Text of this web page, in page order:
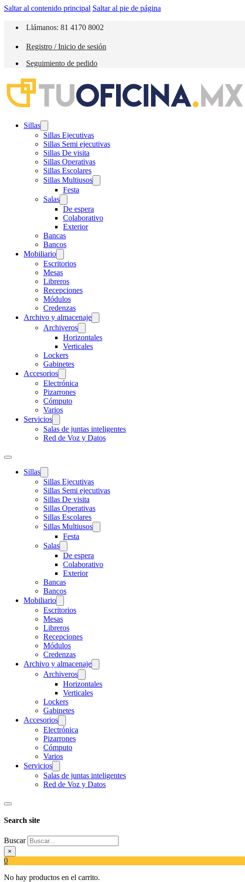
Saltar al contenido principal Saltar al pie de página
Llámanos: 81 4170 8002
Registro / Inicio de sesión
Seguimiento de pedido
Sillas
Sillas Ejecutivas
Sillas Semi ejecutivas
Sillas De visita
Sillas Operativas
Sillas Escolares
Sillas Multiusos
Festa
Salas
De espera
Colaborativo
Exterior
Bancas
Bancos
Mobiliario
Escritorios
Mesas
Libreros
Recepciones
Módulos
Credenzas
Archivo y almacenaje
Archiveros
Horizontales
Verticales
Lockers
Gabinetes
Accesorios
Electrónica
Pizarrones
Cómputo
Varios
Servicios
Salas de juntas inteligentes
Red de Voz y Datos
Sillas
Sillas Ejecutivas
Sillas Semi ejecutivas
Sillas De visita
Sillas Operativas
Sillas Escolares
Sillas Multiusos
Festa
Salas
De espera
Colaborativo
Exterior
Bancas
Bancos
Mobiliario
Escritorios
Mesas
Libreros
Recepciones
Módulos
Credenzas
Archivo y almacenaje
Archiveros
Horizontales
Verticales
Lockers
Gabinetes
Accesorios
Electrónica
Pizarrones
Cómputo
Varios
Servicios
Salas de juntas inteligentes
Red de Voz y Datos
Search site
Buscar
×
0
No hay productos en el carrito.